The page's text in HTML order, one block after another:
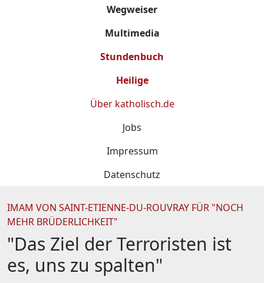
Wegweiser
Multimedia
Stundenbuch
Heilige
Über katholisch.de
Jobs
Impressum
Datenschutz
IMAM VON SAINT-ETIENNE-DU-ROUVRAY FÜR "NOCH
MEHR BRÜDERLICHKEIT"
"Das Ziel der Terroristen ist
es, uns zu spalten"